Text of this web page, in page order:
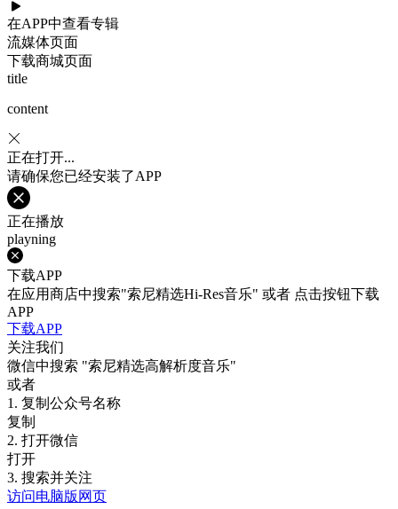
在APP中查看专辑
流媒体页面
下载商城页面
title
content
正在打开...
请确保您已经安装了APP
正在播放
playning
下载APP
在应用商店中搜索"索尼精选Hi-Res音乐" 或者 点击按钮下载
APP
下载APP
关注我们
微信中搜索 "索尼精选高解析度音乐"
或者
1. 复制公众号名称
复制
2. 打开微信
打开
3. 搜索并关注
访问电脑版网页